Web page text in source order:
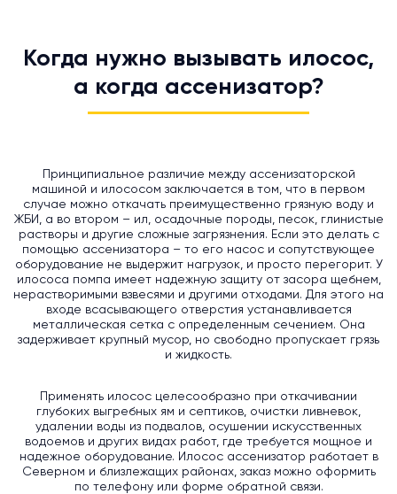
Когда нужно вызывать илосос,
а когда ассенизатор?
Принципиальное различие между ассенизаторской
машиной и илососом заключается в том, что в первом
случае можно откачать преимущественно грязную воду и
ЖБИ, а во втором – ил, осадочные породы, песок, глинистые
растворы и другие сложные загрязнения. Если это делать с
помощью ассенизатора – то его насос и сопутствующее
оборудование не выдержит нагрузок, и просто перегорит. У
илососа помпа имеет надежную защиту от засора щебнем,
нерастворимыми взвесями и другими отходами. Для этого на
входе всасывающего отверстия устанавливается
металлическая сетка с определенным сечением. Она
задерживает крупный мусор, но свободно пропускает грязь
и жидкость.
Применять илосос целесообразно при откачивании
глубоких выгребных ям и септиков, очистки ливневок,
удалении воды из подвалов, осушении искусственных
водоемов и других видах работ, где требуется мощное и
надежное оборудование. Илосос ассенизатор работает в
Северном и близлежащих районах, заказ можно оформить
по телефону или форме обратной связи.